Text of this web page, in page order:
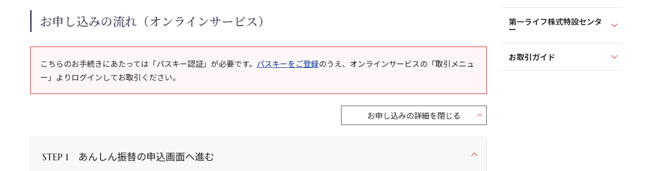
お申し込みの流れ（オンラインサービス）
こちらのお手続きにあたっては「パスキー認証」が必要です。 パスキーをご登録のうえ、オンラインサービスの「取引メニュ
ー」よりログインしてお取引ください。
STEP 1 あんしん振替の申込画面へ進む
第一ライフ株式特設センタ
ー
お取引ガイド